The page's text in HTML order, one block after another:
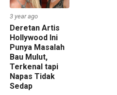
3 year ago
Deretan Artis
Hollywood Ini
Punya Masalah
Bau Mulut,
Terkenal tapi
Napas Tidak
Sedap